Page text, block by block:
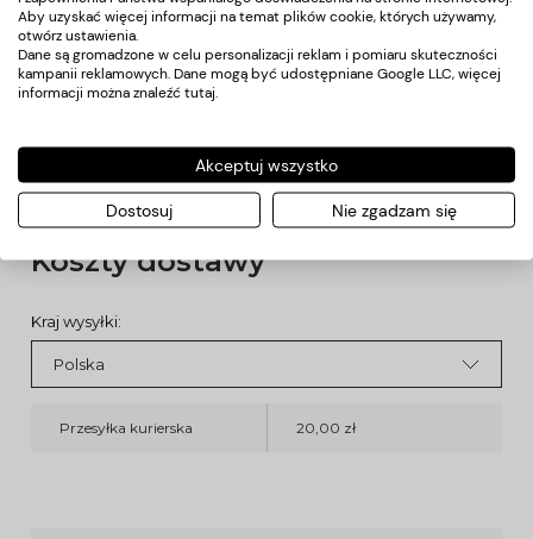
zapobiega poślizgnięciom i potknięciom. Ponadto, dzięki
zastosowaniu wysokiej jakości materiałów, mata jest
odporna na rozdarcia
- Wszechstronne zastosowanie - matę można stosować do
krzeseł fryzjerskich, stacji do mycia włosów lub dowolnych
- Łatwa do utrzymania w czystości - wodoodporna
powierzchnia ułatwia czyszczenie oraz zamiatanie
Koszty dostawy
Kraj wysyłki:
Przesyłka kurierska 20,00 zł
Aby uzyskać więcej informacji na temat plików cookie, których używamy,
otwórz ustawienia.
Dane są gromadzone w celu personalizacji reklam i pomiaru skuteczności
kampanii reklamowych. Dane mogą być udostępniane Google LLC, więcej
informacji można znaleźć tutaj
Akceptuj wszystko
Dostosuj Nie zgadzam się